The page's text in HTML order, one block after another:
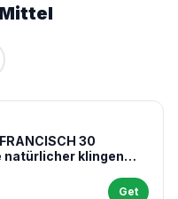
30
natürlicher klingen
Get